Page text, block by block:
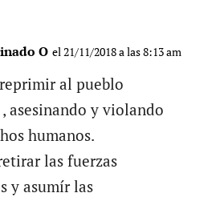
O el 21/11/2018 a las 8:13 am
al pueblo
asesinando y violando
humanos.
las fuerzas
y asumír las